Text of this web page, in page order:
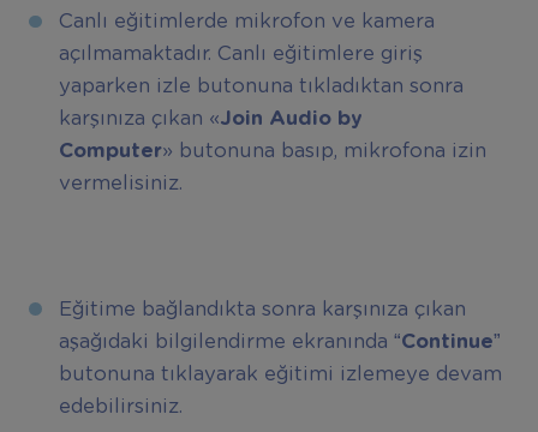
Canlı eğitimlerde mikrofon ve kamera
açılmamaktadır. Canlı eğitimlere giriş
yaparken izle butonuna tıkladıktan sonra
karşınıza çıkan «Join Audio by
Computer» butonuna basıp, mikrofona izin
vermelisiniz.
Eğitime bağlandıkta sonra karşınıza çıkan
aşağıdaki bilgilendirme ekranında “Continue”
butonuna tıklayarak eğitimi izlemeye devam
edebilirsiniz.